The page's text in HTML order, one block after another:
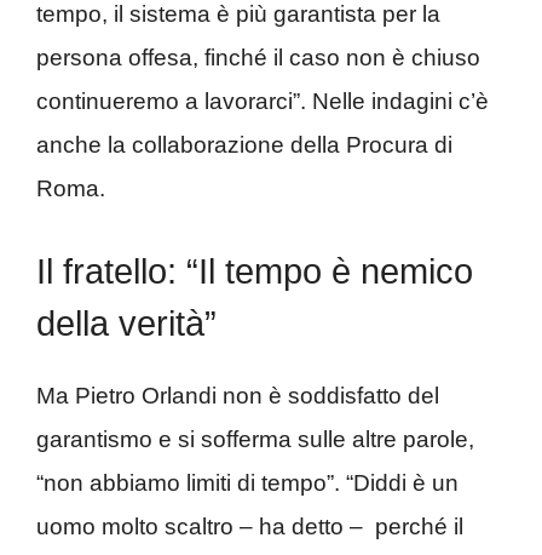
tempo, il sistema è più garantista per la
persona offesa, finché il caso non è chiuso
continueremo a lavorarci”. Nelle indagini c’è
anche la collaborazione della Procura di
Roma.
Il fratello: “Il tempo è nemico
della verità”
Ma Pietro Orlandi non è soddisfatto del
garantismo e si sofferma sulle altre parole,
“non abbiamo limiti di tempo”. “Diddi è un
uomo molto scaltro – ha detto – perché il